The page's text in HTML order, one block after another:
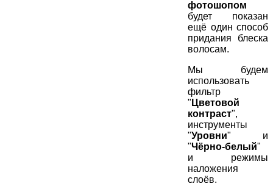
фотошопом
будет показан
ещё один способ
придания блеска
волосам.
Мы будем
использовать
фильтр
" Цветовой
контраст",
инструменты
"Уровни" и
"Чёрно-белый"
и режимы
наложения
слоёв.